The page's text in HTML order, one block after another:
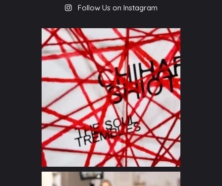
Follow Us on Instagram